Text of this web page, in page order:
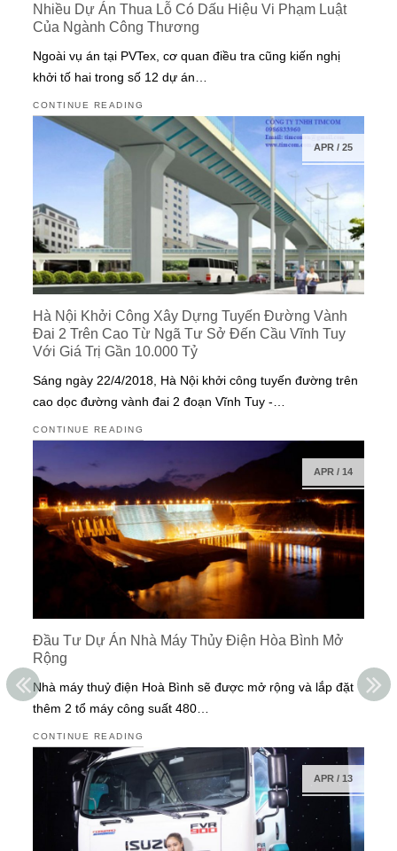
Nhiều Dự Án Thua Lỗ Có Dấu Hiệu Vi Phạm Luật
Của Ngành Công Thương
Ngoài vụ án tại PVTex, cơ quan điều tra cũng kiến nghị
khởi tố hai trong số 12 dự án…
CONTINUE READING
APR/ 25
Hà Nội Khởi Công Xây Dựng Tuyến Đường Vành
Đai 2 Trên Cao Từ Ngã Tư Sở Đến Cầu Vĩnh Tuy
Với Giá Trị Gần 10.000 Tỷ
Sáng ngày 22/4/2018, Hà Nội khởi công tuyến đường trên
cao dọc đường vành đai 2 đoạn Vĩnh Tuy -…
CONTINUE READING
APR/ 14
Đầu Tư Dự Án Nhà Máy Thủy Điện Hòa Bình Mở
Rộng
Nhà máy thuỷ điện Hoà Bình sẽ được mở rộng và lắp đặt
thêm 2 tổ máy công suất 480…
CONTINUE READING
APR/ 13